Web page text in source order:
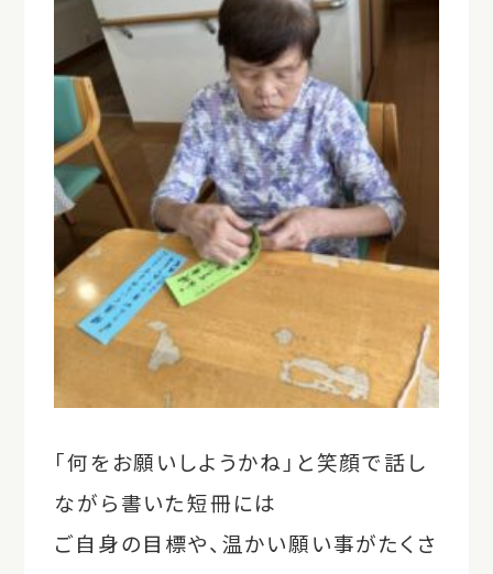
「何をお願いしようかね」と笑顔で話し
ながら書いた短冊には
ご自身の目標や、温かい願い事がたくさ